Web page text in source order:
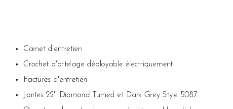
Carnet d'entretien
Crochet d'attelage déployable électriquement
Factures d'entretien
Jantes 22'' Diamond Turned et Dark Grey Style 5087